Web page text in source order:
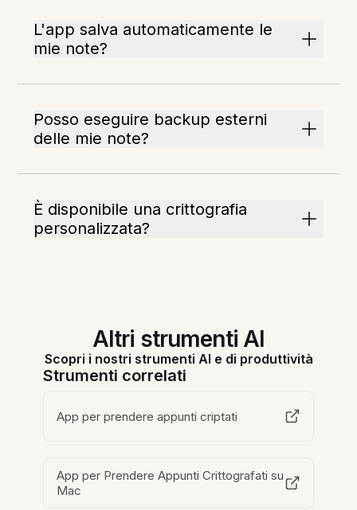
L'app salva automaticamente le
mie note?
Posso eseguire backup esterni
delle mie note?
È disponibile una crittografia
personalizzata?
Altri strumenti AI
Scopri i nostri strumenti AI e di produttività
Strumenti correlati
App per prendere appunti criptati
App per Prendere Appunti Crittografati su
Mac